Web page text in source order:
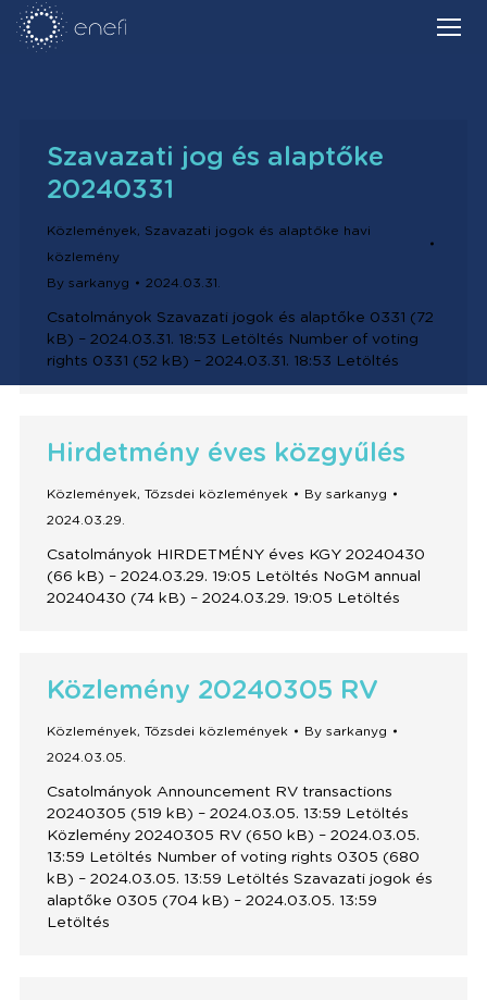
Szavazati jog és alaptőke
20240331
Közlemények, Szavazati jogok és alaptőke havi
közlemény
By sarkanyg 2024.03.31.
Csatolmányok Szavazati jogok és alaptőke 0331 (72
kB) – 2024.03.31. 18:53 Letöltés Number of voting
rights 0331 (52 kB) – 2024.03.31. 18:53 Letöltés
Hirdetmény éves közgyűlés
Közlemények, Tőzsdei közlemények By sarkanyg
2024.03.29.
Csatolmányok HIRDETMÉNY éves KGY 20240430
(66 kB) – 2024.03.29. 19:05 Letöltés NoGM annual
20240430 (74 kB) – 2024.03.29. 19:05 Letöltés
Közlemény 20240305 RV
Közlemények, Tőzsdei közlemények By sarkanyg
2024.03.05.
Csatolmányok Announcement RV transactions
20240305 (519 kB) – 2024.03.05. 13:59 Letöltés
Közlemény 20240305 RV (650 kB) – 2024.03.05.
13:59 Letöltés Number of voting rights 0305 (680
kB) – 2024.03.05. 13:59 Letöltés Szavazati jogok és
alaptőke 0305 (704 kB) – 2024.03.05. 13:59
Letöltés